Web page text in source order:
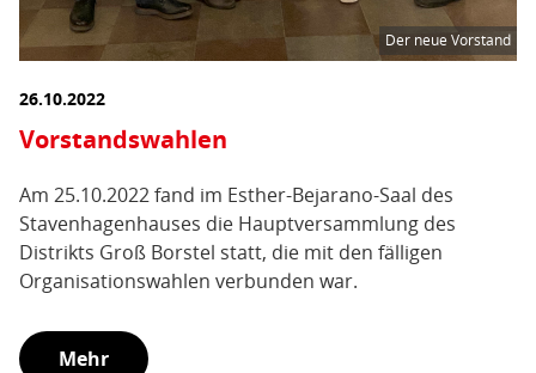
Der neue Vorstand
26.10.2022
Vorstandswahlen
Am 25.10.2022 fand im Esther-Bejarano-Saal des
Stavenhagenhauses die Hauptversammlung des
Distrikts Groß Borstel statt, die mit den fälligen
Organisationswahlen verbunden war.
Mehr